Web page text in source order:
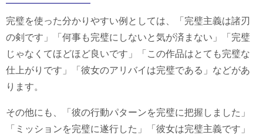
完璧を使った分かりやすい例としては、「完璧主義は諸刃
の剣です」「何事も完璧にしないと気が済まない」「完璧
じゃなくてほどほど良いです」「この作品はとても完璧な
仕上がりです」「彼女のアリバイは完璧である」などがあ
ります。
その他にも、「彼の行動パターンを完璧に把握しました」
「ミッションを完璧に遂行した」「彼女は完璧主義です」